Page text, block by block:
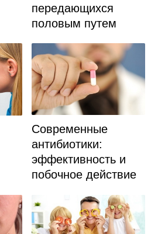
передающихся
половым путем
Современные
антибиотики:
эффективность и
побочное действие